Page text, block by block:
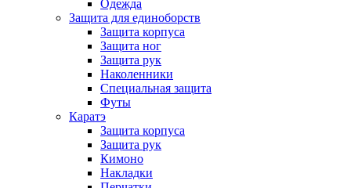
Одежда
Защита для единоборств
Защита корпуса
Защита ног
Защита рук
Наколенники
Специальная защита
Футы
Каратэ
Защита корпуса
Защита рук
Кимоно
Накладки